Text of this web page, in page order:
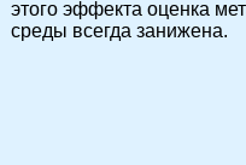
этого эффекта оценка
среды всегда занижена.